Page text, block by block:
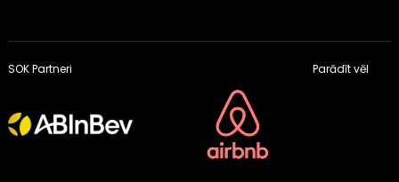
SOK Partneri Parādīt vēl